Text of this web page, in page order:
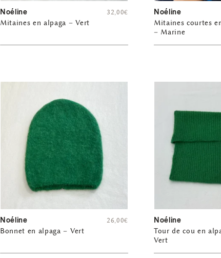
Noéline
Mitaines en alpaga – Vert
32,00€ Noéline
Mitaines courtes
– Marine
Noéline
Bonnet en alpaga – Vert
26,00€ Noéline
Tour de cou en
Vert